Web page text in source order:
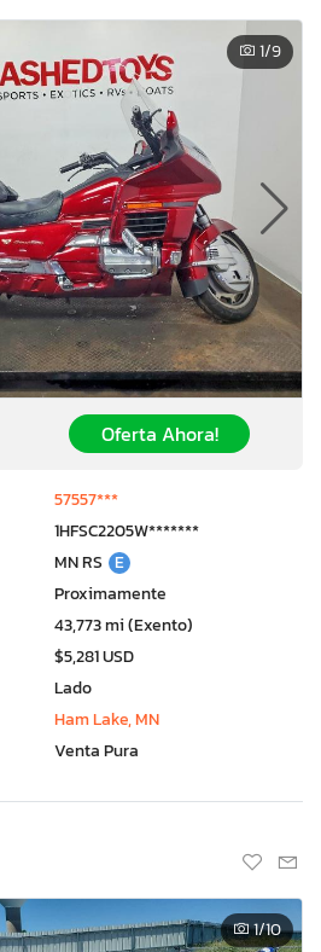
1/9
Oferta Ahora!
57557***
1HFSC2205W*******
MN RS E
Proximamente
43,773 mi (Exento)
$5,281 USD
Lado
Ham Lake, MN
Venta Pura
1/10